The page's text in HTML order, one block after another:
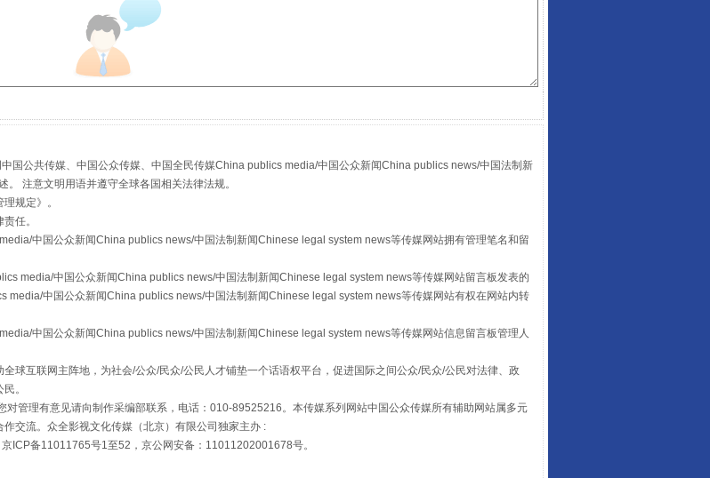
镜头丨大暑三秋近 山西：不断增强治理腐败综合效能
如何以同查同治破解风腐交织难题 养老服务师职业资格制度暂行规定
国公共传媒、中国公众传媒、中国全民传媒China publics media/中国公众新闻China publics news/中国法制新
注意文明用语并遵守全球各国相关法律法规。
理规定》。
任。
中国公众新闻China publics news/中国法制新闻Chinese legal system news等传媒网站拥有管理笔名和留
media/中国公众新闻China publics news/中国法制新闻Chinese legal system news等传媒网站留言板发表的
media/中国公众新闻China publics news/中国法制新闻Chinese legal system news等传媒网站有权在网站内转
中国公众新闻China publics news/中国法制新闻Chinese legal system news等传媒网站信息留言板管理人
球互联网主阵地，为社会/公众/民众/公民人才铺垫一个话语权平台，促进国际之间公众/民众/公民对法律、政
。
管理有意见请向制作采编部联系，电话：010-89525216。本传媒系列网站中国公众传媒所有辅助网站属多元
交流。众全影视文化传媒（北京）有限公司独家主办 :
ICP备11011765号1至52，京公网安备：11011202001678号。